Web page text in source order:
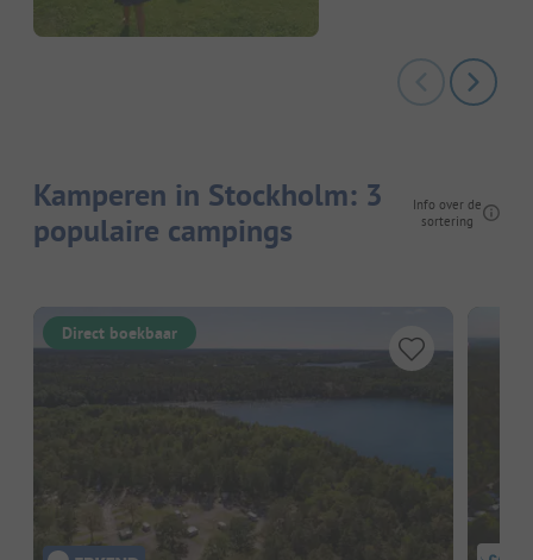
Kamperen in Stockholm: 3
populaire campings
Info over de
sortering
Direct boekbaar